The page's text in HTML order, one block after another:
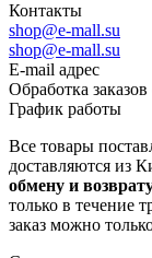
Контакты
shop@e-mall.su
shop@e-mall.su
E-mail адрес
Обработка
График работы
Все товары
доставляются из
обмену и
только в течение
заказ можно